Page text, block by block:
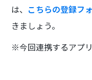
は、 こちらの登録フ
きましょう。
※今回連携するアプ